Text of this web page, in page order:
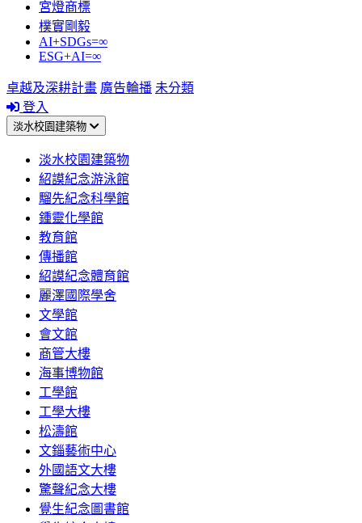
宮燈商標
樸實剛毅
AI+SDGs=∞
ESG+AI=∞
卓越及深耕計畫 廣告輪播 未分類
登入
淡水校園建築物
淡水校園建築物
紹謨紀念游泳館
騮先紀念科學館
鍾靈化學館
教育館
傳播館
紹謨紀念體育館
麗澤國際學舍
文學館
會文館
商管大樓
海事博物館
工學館
工學大樓
松濤館
文錙藝術中心
外國語文大樓
驚聲紀念大樓
覺生紀念圖書館